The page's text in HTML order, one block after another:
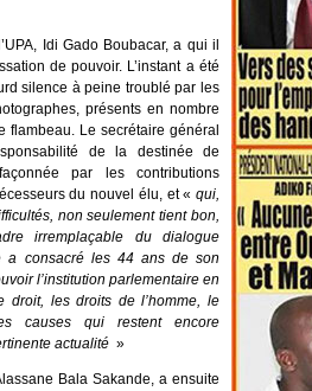
Idi Gado Boubacar, a qui il
de pouvoir. L’instant a été
silence à peine troublé par les
présents en nombre
flambeau. Le secrétaire général
de la destinée de
par les contributions
du nouvel élu, et « qui,
non seulement tient bon,
irremplaçable du dialogue
a consacré les 44 ans de son
l’institution parlementaire en
droit, les droits de l’homme, le
causes qui restent encore
actualité »
Bala Sakande, a ensuite